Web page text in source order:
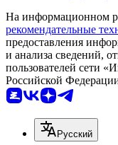
На информационном
рекомендательные
предоставления
и анализа сведений,
пользователей сети
Российской
Русский